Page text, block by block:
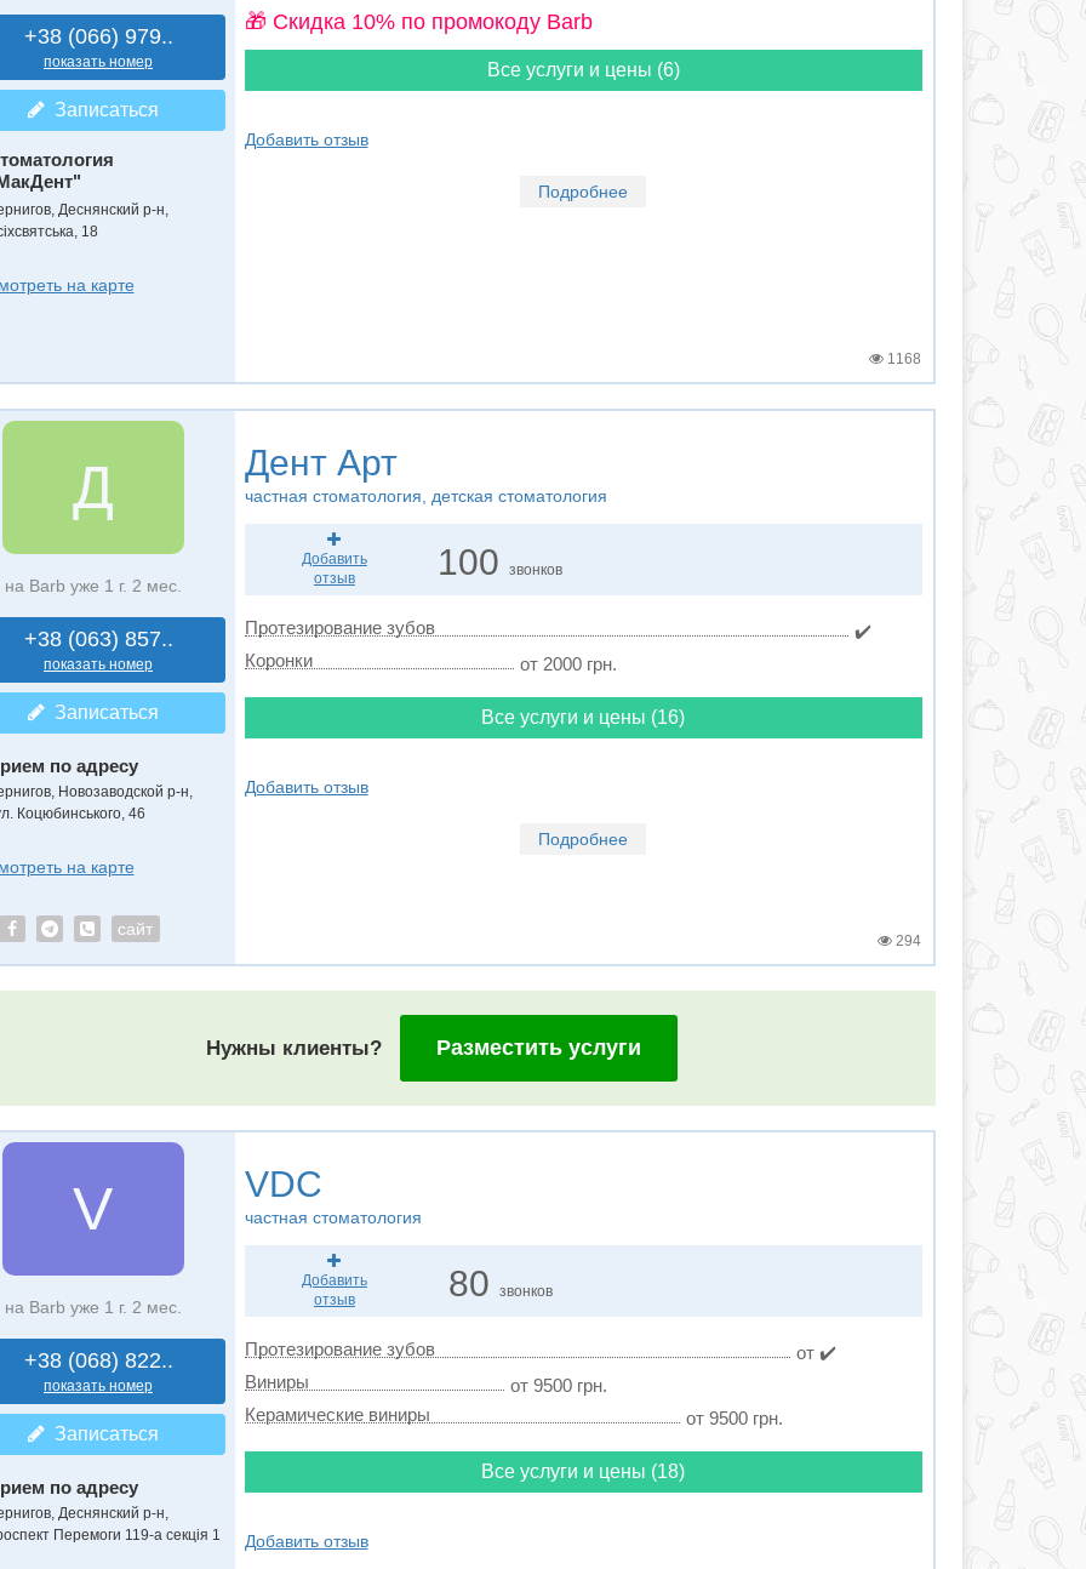
+38 (066) 979..
показать номер
Записаться
Деснянский р-н,
18
на карте
🎁 Cкидка 10% по промокоду Barb
Все услуги и цены (6)
Добавить отзыв
Подробнее
1168
Д
на Barb уже 1 г. 2 мес.
+38 (063) 857..
показать номер
Записаться
по адресу
Новозаводской р-н,
Коцюбинського, 46
на карте
сайт
Дент Арт
частная стоматология, детская стоматология
Добавить
отзыв
100звонков
Протезирование зубов
✔️
Коронки
от 2000 грн.
Все услуги и цены (16)
Добавить отзыв
Подробнее
294
Нужны клиенты? Разместить услуги
V
на Barb уже 1 г. 2 мес.
+38 (068) 822..
показать номер
Записаться
по адресу
Деснянский р-н,
Перемоги 119-а секція 1
VDC
частная стоматология
Добавить
отзыв
80 звонков
Протезирование зубов
от ✔️
Виниры
от 9500 грн.
Керамические виниры
от 9500 грн.
Все услуги и цены (18)
Добавить отзыв